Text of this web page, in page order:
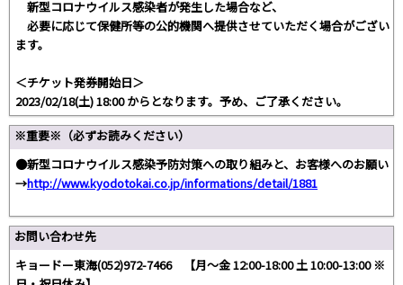
新型コロナウイルス感染者が発生した場合など、
必要に応じて保健所等の公的機関へ提供させていただく場合がござい
ます。
＜チケット発券開始日＞
2023/02/18(土) 18:00 からとなります。予め、ご了承ください。
※重要※（必ずお読みください）
●新型コロナウイルス感染予防対策への取り組みと、お客様へのお願い
→http://www.kyodotokai.co.jp/informations/detail/1881
お問い合わせ先
キョードー東海(052)972-7466 【月～金 12:00-18:00 土 10:00-13:00 ※